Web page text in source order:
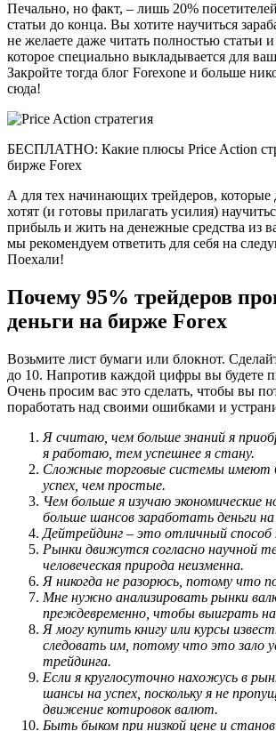
Печально, но факт, – лишь 20%
статьи до конца. Вы хотите научиться
не желаете даже читать полностью статьи
которое специально выкладывается для
Закройте тогда блог Forexone и больше
сюда!
БЕСПЛАТНО: Какие плюсы Price Action
бирже Forex
А для тех начинающих трейдеров, которые
хотят (и готовы прилагать усилия)
прибыль и жить на денежные средства из
мы рекомендуем ответить для себя на
Поехали!
Почему 95% трейдеров
деньги на бирже Forex
Возьмите лист бумаги или блокнот.
до 10. Напротив каждой цифры вы будете
Очень просим вас это сделать, чтобы вы
поработать над своими ошибками и
Я считаю, чем больше знаний я
я работаю, тем успешнее я стану.
Сложные торговые системы имеют
успех, чем простые.
Чем больше я изучаю экономические
больше шансов заработать деньги
Дейтрейдинг – это отличный способ
Рынки движутся согласно научной
человеческая природа неизменна.
Я никогда не разорюсь, потому что
Мне нужно анализировать рынки
преждевременно, чтобы выиграть
Я могу купить книгу или курсы
следовать им, потому что это зало
трейдинга.
Если я круглосуточно нахожусь в
шансы на успех, поскольку я не
движение котировок валют.
Быть быком при низкой цене и